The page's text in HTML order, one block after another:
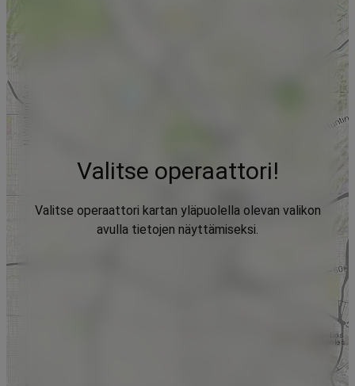
Valitse operaattori!
Valitse operaattori kartan yläpuolella olevan valikon
avulla tietojen näyttämiseksi.